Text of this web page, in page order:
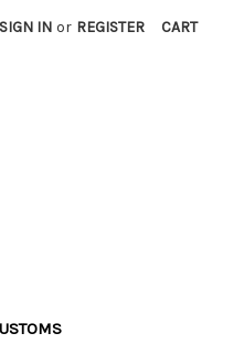
SIGN IN or REGISTER CART